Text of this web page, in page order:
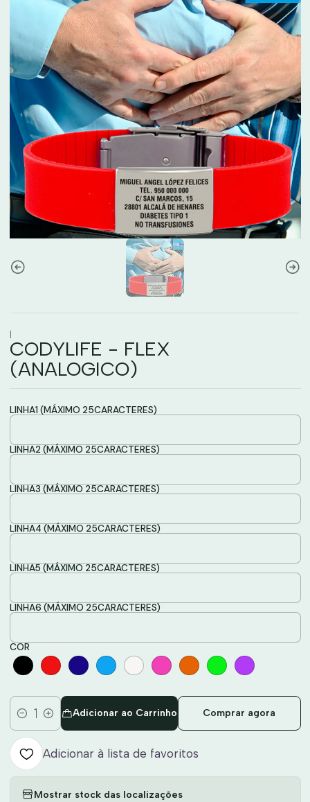
|
CODYLIFE - FLEX
(ANALOGICO)
LINHA1 (MÁXIMO 25CARACTERES)
LINHA2 (MÁXIMO 25CARACTERES)
LINHA3 (MÁXIMO 25CARACTERES)
LINHA4 (MÁXIMO 25CARACTERES)
LINHA5 (MÁXIMO 25CARACTERES)
LINHA6 (MÁXIMO 25CARACTERES)
COR
Quantidade
Adicionar ao Carrinho Comprar agora
Adicionar à lista de favoritos
Mostrar stock das localizações